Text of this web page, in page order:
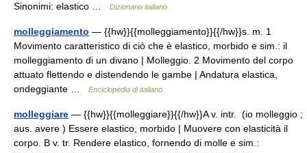
Sinonimi: elastico …
Dizionario italiano
molleggiamento — {{hw}}{{molleggiamento}}{{/hw}}s. m. 1
Movimento caratteristico di ciò che è elastico, morbido e sim.: il
molleggiamento di un divano | Molleggio. 2 Movimento del corpo
attuato flettendo e distendendo le gambe | Andatura elastica,
ondeggiante …
Enciclopedia di italiano
molleggiare — {{hw}}{{molleggiare}}{{/hw}}A v. intr. (io molleggio ;
aus. avere ) Essere elastico, morbido | Muovere con elasticità il
corpo. B v. tr. Rendere elastico, fornendo di molle e sim.: